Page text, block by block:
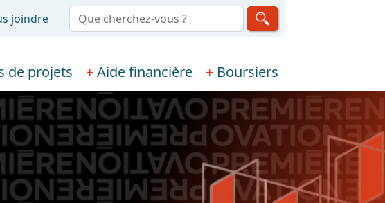
de projets Aide financière Boursiers
joindre Recherche